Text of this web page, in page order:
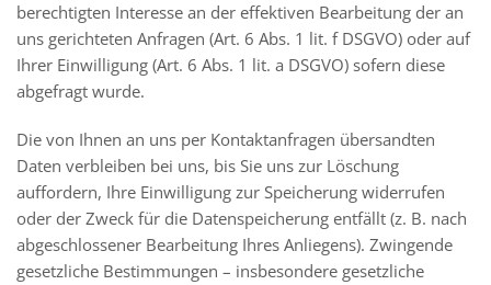
berechtigten Interesse an der effektiven Bearbeitung der an
uns gerichteten Anfragen (Art. 6 Abs. 1 lit. f DSGVO) oder auf
Ihrer Einwilligung (Art. 6 Abs. 1 lit. a DSGVO) sofern diese
abgefragt wurde.
Die von Ihnen an uns per Kontaktanfragen übersandten
Daten verbleiben bei uns, bis Sie uns zur Löschung
auffordern, Ihre Einwilligung zur Speicherung widerrufen
oder der Zweck für die Datenspeicherung entfällt (z. B. nach
abgeschlossener Bearbeitung Ihres Anliegens). Zwingende
gesetzliche Bestimmungen – insbesondere gesetzliche